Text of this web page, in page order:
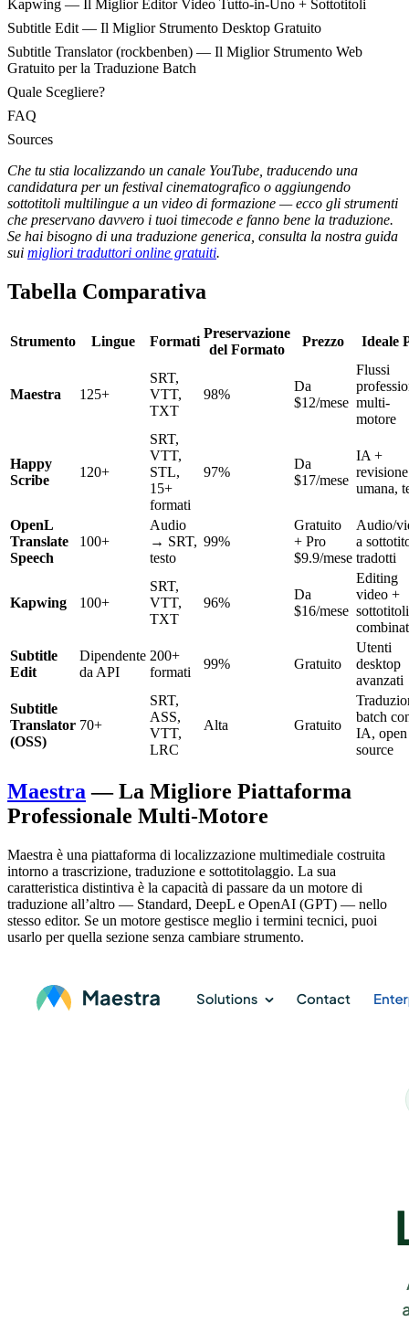
Kapwing — Il Miglior Editor Video Tutto-in-Uno + Sottotitoli
Subtitle Edit — Il Miglior Strumento Desktop Gratuito
Subtitle Translator (rockbenben) — Il Miglior Strumento Web
Gratuito per la Traduzione Batch
Quale Scegliere?
FAQ
Sources
Che tu stia localizzando un canale YouTube, traducendo una
candidatura per un festival cinematografico o aggiungendo
sottotitoli multilingue a un video di formazione — ecco gli strumenti
che preservano davvero i tuoi timecode e fanno bene la traduzione.
Se hai bisogno di una traduzione generica, consulta la nostra guida
sui migliori traduttori online gratuiti.
Tabella Comparativa
Strumento Lingue Formati
Preservazione
del Formato
Prezzo Ideale
Maestra 125+
SRT,
VTT,
TXT
98%
Da
$12/mese
Flussi
multi-
motore
Happy
Scribe
120+
SRT,
VTT,
STL,
15+
formati
97%
Da
$17/mese
IA +
revisione
umana,
OpenL
Translate
Speech
100+
Audio
→ SRT,
testo
99%
Gratuito
+ Pro
$9.9/mese
Audio/
a
tradotti
Kapwing 100+
SRT,
VTT,
TXT
96%
Da
$16/mese
Editing
video +
sottotitoli
Subtitle
Edit
Dipendente
da API
200+
formati
99% Gratuito
Utenti
desktop
avanzati
Subtitle
Translator
(OSS)
70+
SRT,
ASS,
VTT,
LRC
Alta Gratuito
batch
IA, open
source
Maestra — La Migliore Piattaforma
Professionale Multi-Motore
Maestra è una piattaforma di localizzazione multimediale costruita
intorno a trascrizione, traduzione e sottotitolaggio. La sua
caratteristica distintiva è la capacità di passare da un motore di
traduzione all’altro — Standard, DeepL e OpenAI (GPT) — nello
stesso editor. Se un motore gestisce meglio i termini tecnici, puoi
usarlo per quella sezione senza cambiare strumento.